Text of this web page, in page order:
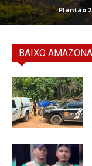
Plantão
BAIXO